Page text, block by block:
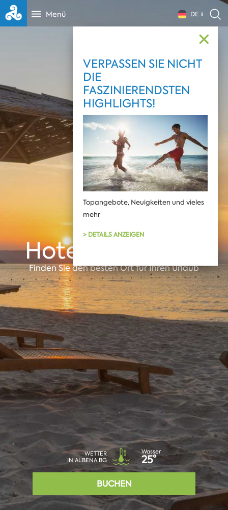
Menü DE
Hotels in Albena
Finden Sie den besten Ort für Ihren Urlaub
WETTER
IN ALBENA.BG
Wasser
25°
BUCHEN
✕
VERPASSEN SIE NICHT
DIE
FASZINIERENDSTEN
HIGHLIGHTS!
Topangebote, Neuigkeiten und vieles
mehr
> DETAILS ANZEIGEN